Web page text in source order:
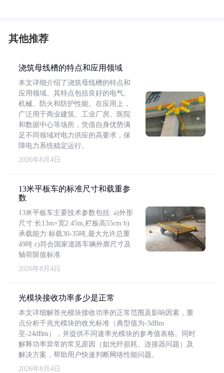
其他推荐
浇筑母线槽的特点和应用领域
本文详细介绍了浇筑母线槽的特点和
应用领域。其特点包括良好的电气、
机械、防火和防护性能。在应用上，
广泛用于商业建筑、工业厂房、医院
和数据中心等场所，凭借自身优势满
足不同领域对电力供应的高要求，保
障电力系统稳定运行。
2026年8月4日
13米平板车的标准尺寸和载重参
数
13米平板车主要技术参数包括: a)外形
尺寸:长13m×宽2.45m,栏板高55cm b)
承载能力:标载30-35吨,最大允许总重
49吨 c)符合国家道路车辆外廓尺寸及
轴荷限值标准
2026年8月4日
光模块接收功率多少是正常
本文详细解答光模块接收功率的正常范围及影响因素，重
点分析千兆光模块的收光标准（典型值为-3dBm
至-24dBm），并提供不同速率光模块的参考值表格。同时
解释功率异常的常见原因（如光纤损耗、连接器问题）及
解决方案，帮助用户快速判断网络性能问题。
2026年8月4日